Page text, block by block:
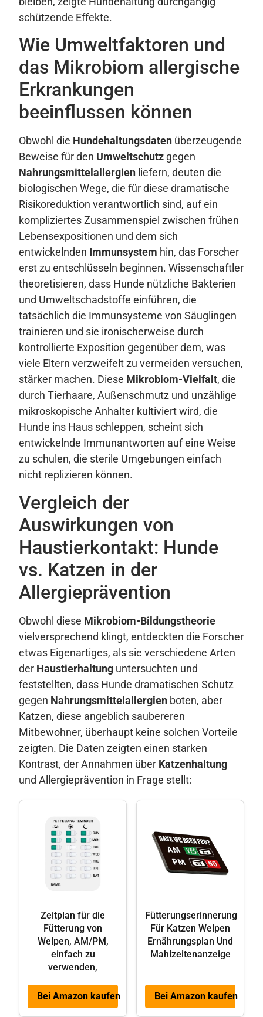
schützende Effekte.
Wie Umweltfaktoren und
das Mikrobiom allergische
Erkrankungen
beeinflussen können
Obwohl die Hundehaltungsdaten überzeugende
Beweise für den Umweltschutz gegen
Nahrungsmittelallergien liefern, deuten die
biologischen Wege, die für diese dramatische
Risikoreduktion verantwortlich sind, auf ein
kompliziertes Zusammenspiel zwischen frühen
Lebensexpositionen und dem sich
entwickelnden Immunsystem hin, das Forscher
erst zu entschlüsseln beginnen. Wissenschaftler
theoretisieren, dass Hunde nützliche Bakterien
und Umweltschadstoffe einführen, die
tatsächlich die Immunsysteme von Säuglingen
trainieren und sie ironischerweise durch
kontrollierte Exposition gegenüber dem, was
viele Eltern verzweifelt zu vermeiden versuchen,
stärker machen. Diese Mikrobiom-Vielfalt, die
durch Tierhaare, Außenschmutz und unzählige
mikroskopische Anhalter kultiviert wird, die
Hunde ins Haus schleppen, scheint sich
entwickelnde Immunantworten auf eine Weise
zu schulen, die sterile Umgebungen einfach
nicht replizieren können.
Vergleich der
Auswirkungen von
Haustierkontakt: Hunde
vs. Katzen in der
Allergieprävention
Obwohl diese Mikrobiom-Bildungstheorie
vielversprechend klingt, entdeckten die Forscher
etwas Eigenartiges, als sie verschiedene Arten
der Haustierhaltung untersuchten und
feststellten, dass Hunde dramatischen Schutz
gegen Nahrungsmittelallergien boten, aber
Katzen, diese angeblich saubereren
Mitbewohner, überhaupt keine solchen Vorteile
zeigten. Die Daten zeigten einen starken
Kontrast, der Annahmen über Katzenhaltung
und Allergieprävention in Frage stellt:
Zeitplan für die
Fütterung von
Welpen, AM/PM,
einfach zu
verwenden,
Bei Amazon kaufen
Fütterungserinnerung
Für Katzen Welpen
Ernährungsplan Und
Mahlzeitenanzeige
Bei Amazon kaufen